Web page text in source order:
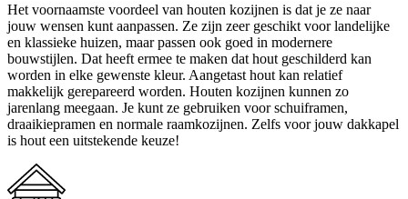
Het voornaamste voordeel van houten kozijnen is dat je ze naar
jouw wensen kunt aanpassen. Ze zijn zeer geschikt voor landelijke
en klassieke huizen, maar passen ook goed in modernere
bouwstijlen. Dat heeft ermee te maken dat hout geschilderd kan
worden in elke gewenste kleur. Aangetast hout kan relatief
makkelijk gerepareerd worden. Houten kozijnen kunnen zo
jarenlang meegaan. Je kunt ze gebruiken voor schuiframen,
draaikiepramen en normale raamkozijnen. Zelfs voor jouw dakkapel
is hout een uitstekende keuze!